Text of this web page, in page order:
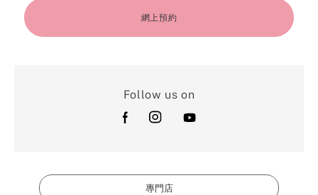
網上預約
Follow us on
專門店